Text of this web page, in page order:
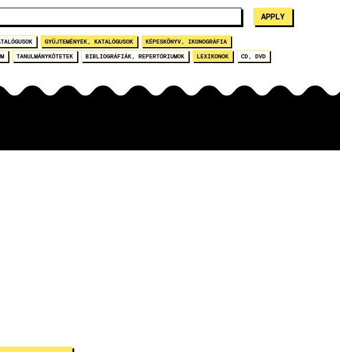
GYŰJTEMÉNYEK, KATALÓGUSOK KÉPESKÖNYV, IKONOGRÁFIA
TANULMÁNYKÖTETEK BIBLIOGRÁFIÁK, REPERTÓRIUMOK LEXIKONOK CD, DVD